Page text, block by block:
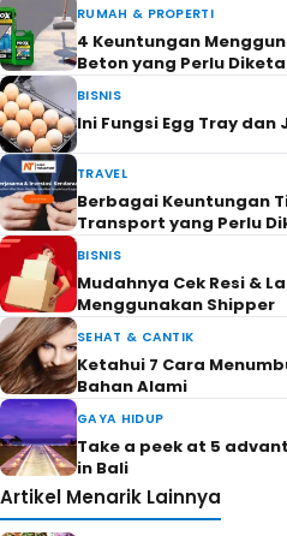
RUMAH & PROPERTI
4 Keuntungan
Beton yang Perlu
BISNIS
Ini Fungsi Egg Tray
TRAVEL
Berbagai Keuntungan
Transport yang Perlu
BISNIS
Mudahnya Cek Resi &
Menggunakan Shipper
SEHAT & CANTIK
Ketahui 7 Cara
Bahan Alami
GAYA HIDUP
Take a peek at 5
in Bali
Artikel Menarik Lainnya